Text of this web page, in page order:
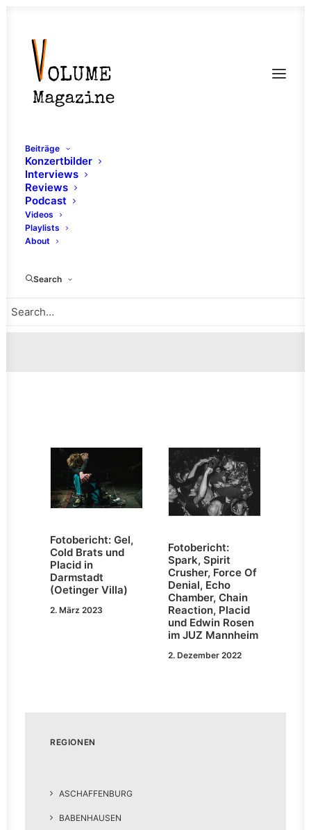
Beiträge
Konzertbilder
Interviews
Reviews
Podcast
Videos
Playlists
About
Search
Fotobericht: Gel,
Cold Brats und
Placid in
Darmstadt
(Oetinger Villa)
2. März 2023
Fotobericht:
Spark, Spirit
Crusher, Force Of
Denial, Echo
Chamber, Chain
Reaction, Placid
und Edwin Rosen
im JUZ Mannheim
2. Dezember 2022
REGIONEN
ASCHAFFENBURG
BABENHAUSEN